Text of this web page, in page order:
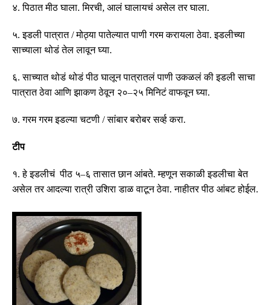
४.पिठात मीठ घाला.मिरची, आलं घालायचं असेल तर घाला.
५.इडली पात्रात/मोठ्या पातेल्यात पाणी गरम करायला ठेवा.इडलीच्या
साच्याला थोडं तेल लावून घ्या.
६.साच्यात थोडं थोडं पीठ घालून पात्रातलं पाणी उकळलं की इडली साचा
पात्रात ठेवा आणि झाकण ठेवून २०–२५ मिनिटं वाफवून घ्या.
७.गरम गरम इडल्या चटणी /सांबार बरोबर सर्व्ह करा.
टीप
१.हे इडलीचं पीठ ५–६ तासात छान आंबते.म्हणून सकाळी इडलीचा बेत
असेल तर आदल्या रात्री उशिरा डाळ वाटून ठेवा.नाहीतर पीठ आंबट होईल.